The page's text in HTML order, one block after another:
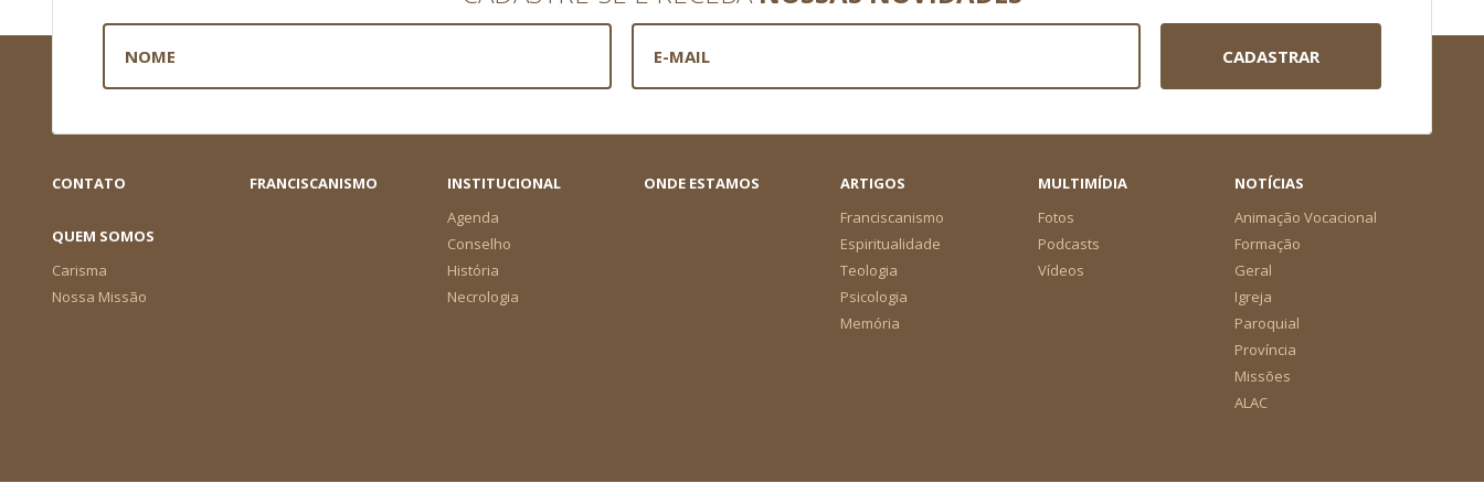
CADASTRAR
CONTATO FRANCISCANISMO
INSTITUCIONAL
Agenda
Conselho
História
Necrologia
ONDE ESTAMOS
ARTIGOS
Franciscanismo
Espiritualidade
Teologia
Psicologia
Memória
MULTIMÍDIA
Fotos
Podcasts
Vídeos
NOTÍCIAS
Animação Vocacional
Formação
Geral
Igreja
Paroquial
Província
Missões
ALAC
QUEM SOMOS
Carisma
Nossa Missão